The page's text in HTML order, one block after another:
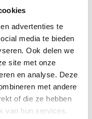
advertenties te
media te bieden
Ook delen we
site met onze
en analyse. Deze
met andere
of die ze hebben
van hun services.